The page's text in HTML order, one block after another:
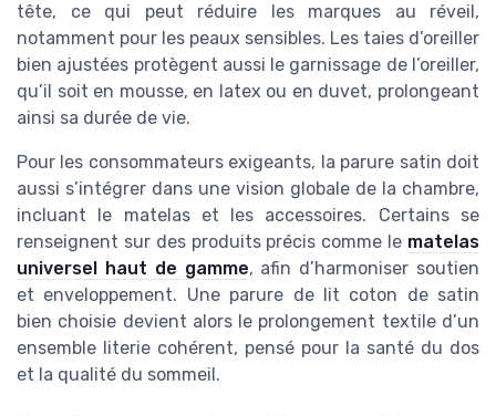
tête, ce qui peut réduire les marques au réveil,
notamment pour les peaux sensibles. Les taies d’oreiller
bien ajustées protègent aussi le garnissage de l’oreiller,
qu’il soit en mousse, en latex ou en duvet, prolongeant
ainsi sa durée de vie.
Pour les consommateurs exigeants, la parure satin doit
aussi s’intégrer dans une vision globale de la chambre,
incluant le matelas et les accessoires. Certains se
renseignent sur des produits précis comme le matelas
universel haut de gamme, afin d’harmoniser soutien
et enveloppement. Une parure de lit coton de satin
bien choisie devient alors le prolongement textile d’un
ensemble literie cohérent, pensé pour la santé du dos
et la qualité du sommeil.